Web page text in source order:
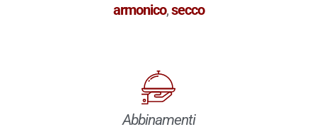
armonico,secco
Abbinamenti